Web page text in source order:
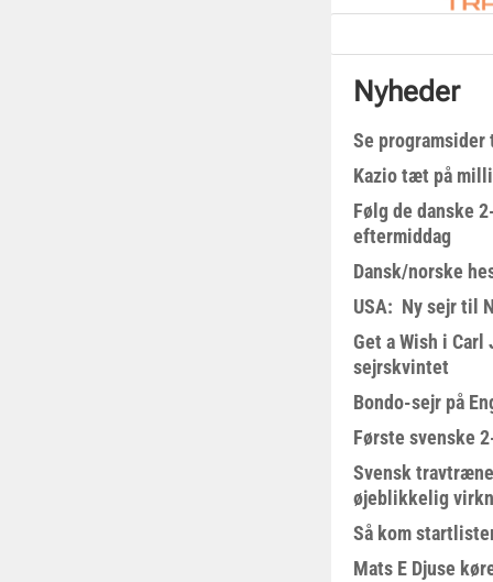
Nyheder
Se
Kazio tæt på
Følg de danske
eftermiddag
Dansk/norske
USA: Ny sejr til
Get a Wish i Carl
sejrskvintet
Bondo-sejr på
Første svenske
Svensk
øjeblikkelig
Så kom
Mats E Djuse